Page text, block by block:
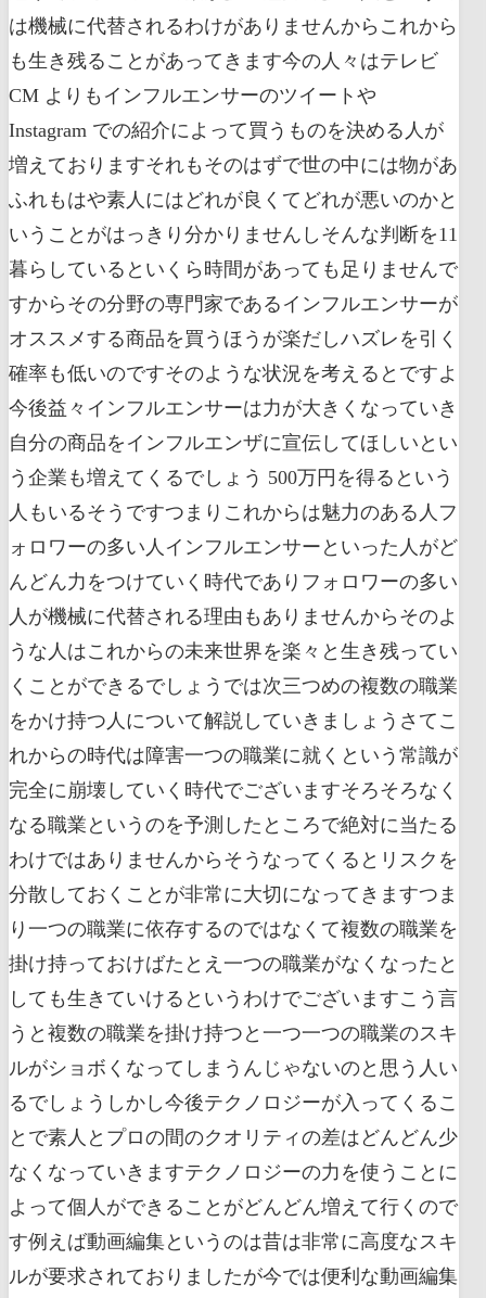
は機械に代替されるわけがありませんからこれから
も生き残ることがあってきます今の人々はテレビ
CM よりもインフルエンサーのツイートや
Instagram での紹介によって買うものを決める人が
増えておりますそれもそのはずで世の中には物があ
ふれもはや素人にはどれが良くてどれが悪いのかと
いうことがはっきり分かりませんしそんな判断を11
暮らしているといくら時間があっても足りませんで
すからその分野の専門家であるインフルエンサーが
オススメする商品を買うほうが楽だしハズレを引く
確率も低いのですそのような状況を考えるとですよ
今後益々インフルエンサーは力が大きくなっていき
自分の商品をインフルエンザに宣伝してほしいとい
う企業も増えてくるでしょう 500万円を得るという
人もいるそうですつまりこれからは魅力のある人フ
ォロワーの多い人インフルエンサーといった人がど
んどん力をつけていく時代でありフォロワーの多い
人が機械に代替される理由もありませんからそのよ
うな人はこれからの未来世界を楽々と生き残ってい
くことができるでしょうでは次三つめの複数の職業
をかけ持つ人について解説していきましょうさてこ
れからの時代は障害一つの職業に就くという常識が
完全に崩壊していく時代でございますそろそろなく
なる職業というのを予測したところで絶対に当たる
わけではありませんからそうなってくるとリスクを
分散しておくことが非常に大切になってきますつま
り一つの職業に依存するのではなくて複数の職業を
掛け持っておけばたとえ一つの職業がなくなったと
しても生きていけるというわけでございますこう言
うと複数の職業を掛け持つと一つ一つの職業のスキ
ルがショボくなってしまうんじゃないのと思う人い
るでしょうしかし今後テクノロジーが入ってくるこ
とで素人とプロの間のクオリティの差はどんどん少
なくなっていきますテクノロジーの力を使うことに
よって個人ができることがどんどん増えて行くので
す例えば動画編集というのは昔は非常に高度なスキ
ルが要求されておりましたが今では便利な動画編集